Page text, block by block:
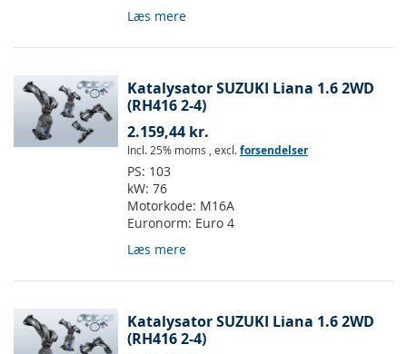
Læs mere
Katalysator SUZUKI Liana 1.6 2WD
(RH416 2-4)
2.159,44 kr.
Incl. 25% moms , excl.forsendelser
PS: 103
kW: 76
Motorkode: M16A
Euronorm: Euro 4
Læs mere
Katalysator SUZUKI Liana 1.6 2WD
(RH416 2-4)